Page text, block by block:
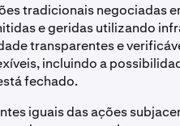
tradicionais negociadas
e geridas utilizando
transparentes e
incluindo a
fechado.
iguais das ações